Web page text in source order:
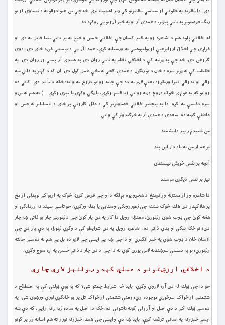
دی. دا نظريه په حقوقي او سياسي نظامونو کې ډېر اهميت لري. څه چې نن هېوادوالو ته د مساوي او يو
رنګ فرصتونو په نامې پېژنو، د همدې آر او په څېر آرونو يې زوکړه ده.
له اخلاقي پلوه هم د اشاعره وو په څېر کسان چې اخلاقي حسن و قبح ته پر ذاتي مبنا قايل نه دی او
غواړي چې اخلاق ارواپوهنې او ټولنپوهنې ته ورستانه کړي، همدا آر يې د تېښتې غوره ځای دی. دوی
ګروهن دي، څه چې په ټولنه کې د اخلاقي نظام په نامې روان دي په همدې آر پسې ور روان دي. په
حقیقت کې له ټولو سره د ځان د یو رنګول د همدې کچې له مخې عمل کول دي. ان که د کړنو په ذاتي ښه
والي او بدوالي فتوا ورنکړو؛ يعنې لازم نه ده چې چاته ووايو دروغ مه وايه؛ ځکه ذاتاً بد دي. کافي ده
ووايو که نه غواړې څوک دروغ درته ووايي (يا ظلم وکړي، يا ټګي وکړي يا تېری وکړي….) ته هم له نورو
سره دغسې مه کړه. دا په پېچليو اخلاقي قضاوتونو کې د عقل کارونې پر ځای د انسانانو له حس او
عاطفې ګټنه ده. سعدي د همدې آر په څرګندولو کې وايي:
من شنیدم ز پیر دانشمند
تو هم از من به یاد دار این پند
آنچه بر نفس خویش نپسندی
نیز بر نفس دیگری مپسند
دا شاعره وو او معتزله وو ترمنځ د شخړو يوه بېلګه دا و چې فرض کړئ، څوک په اوبو کې لوېدلی او مخ
پر هلاکېدو دی هلته څوک نشته چې ژغوروونکی وستايي يا بدله ورکړي؛ خو تاسې سيند ته وردانګئ او
هڅه کوئ چې ډوب شوی وژغورئ. معتزله وويل دا کار په دې پار کوئ چې د ژغورنې چار يو ذاتي ښه چار
دی؛ نو ځکه نېکي او بدي ذاتي ده. اشاعره وويل په دې شرايطو کې د وګړي ژغورل په دې پار دي چې
انسان ځان د ډوب شوي په څېر انګېري او دا چې ښه يې ايسي چې لازم ده بل یې هم له دغسې حالته
وژغوري؛ نو په دغسې سرښندنه لاس پورې کوي نه دا چې د دې چار د ذاتي حُسن په اړه سوچ وکړي.
د اخلاقي ارزښتونو د عملي کېدو ټولنېز لارې چارې
خو دا چې ټولنه له دې آره لاروي وکړي، بايد څه شرايط چمتو شي؟ که په يوې ټولنې کې په اصطلاح د
شتمنۍ او ځواک سرځوړي موجوده وي؛ يعنې شتمني او ځواک تل پر يو ځانګړي لوري ورښوی شي، په
دغسې ټولنه کې د دې اصل او آر پلی کونه ناشونې ده؛ ځکه دا اصل په ساده ژبه راته وايي، که دې ښه
ايسي څېزونه په اسانۍ ترلاسه کړې، بايد ښه دې وايسي چې همدا څېزونه نورو ته هم اسانه ور پر ګوتو